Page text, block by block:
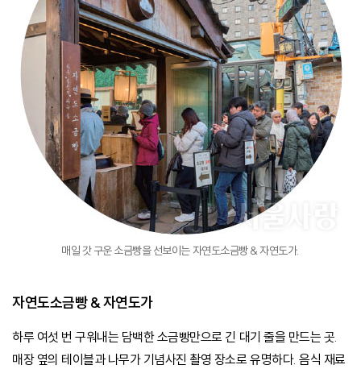
매일 갓 구운 소금빵을 선보이는 자연도소금빵 & 자연도가.
자연도소금빵 & 자연도가
하루 여섯 번 구워내는 담백한 소금빵만으로 긴 대기 줄을 만드는 곳.
매장 옆의 테이블과 나무가 기념사진 촬영 장소로 유명하다. 음식 재료